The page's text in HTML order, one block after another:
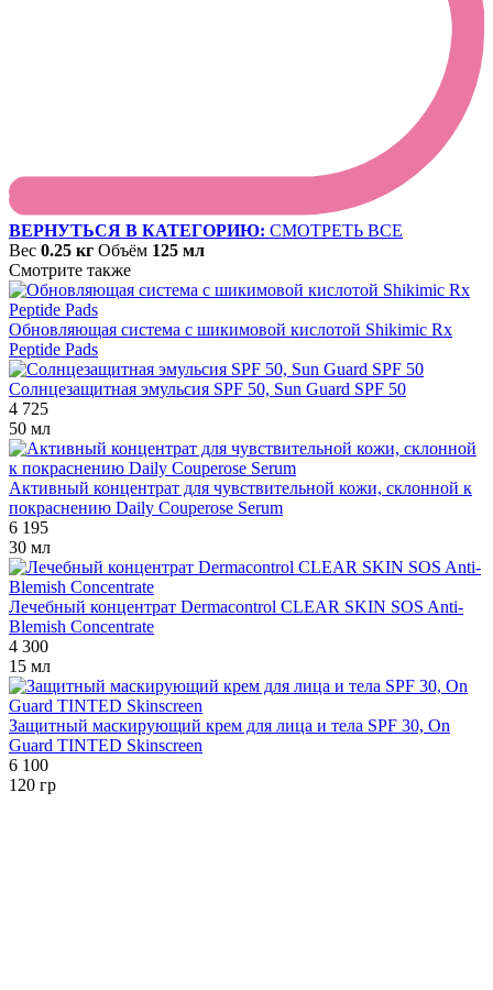
ВЕРНУТЬСЯ В КАТЕГОРИЮ: СМОТРЕТЬ ВСЕ
Вес 0.25 кг Объём 125 мл
Смотрите также
Обновляющая система с шикимовой кислотой Shikimic Rx
Peptide Pads
Солнцезащитная эмульсия SPF 50, Sun Guard SPF 50
4 725
50 мл
Активный концентрат для чувствительной кожи, склонной к
покраснению Daily Couperose Serum
6 195
30 мл
Лечебный концентрат Dermacontrol CLEAR SKIN SOS Anti-
Blemish Concentrate
4 300
15 мл
Защитный маскирующий крем для лица и тела SPF 30, On
Guard TINTED Skinscreen
6 100
120 гр